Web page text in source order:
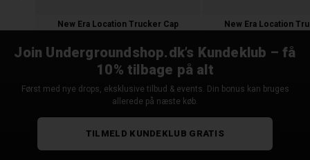
New Era Location Trucker Cap New Era Location
Join Undergroundshop.dk’s Kundeklub – få
10% tilbage på alt
Først med nye drops, eksklusive tilbud & events. Din bonus kan bruges
allerede på næste køb.
TILMELD KUNDEKLUB GRATIS